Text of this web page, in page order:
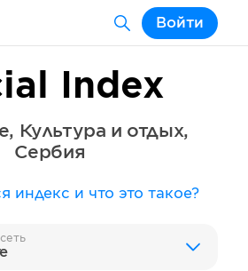
Войти
Index
, Культура и отдых,
Сербия
индекс и что это такое?